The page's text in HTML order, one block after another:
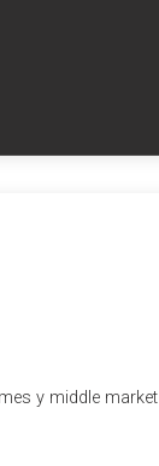
y middle market